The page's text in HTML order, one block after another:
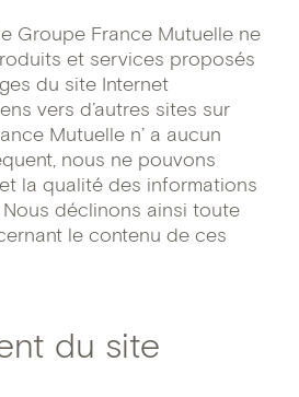
Groupe France Mutuelle ne
et services proposés
du site Internet
vers d’autres sites sur
Mutuelle n’ a aucun
nous ne pouvons
la qualité des informations
déclinons ainsi toute
le contenu de ces
du site